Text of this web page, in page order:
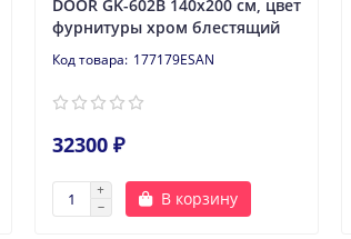
DOOR GK-602B 140x200 см, цвет
фурнитуры хром блестящий
177179ESAN
32300 ₽
В корзину